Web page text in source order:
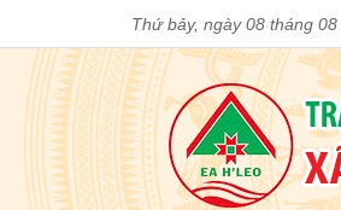
Thứ bảy, ngày 08 tháng